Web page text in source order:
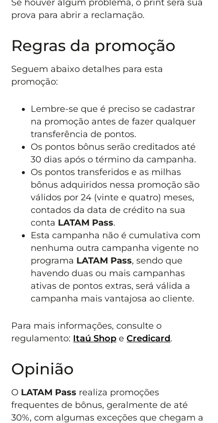
Se houver algum problema, o print será sua
prova para abrir a reclamação.
Regras da promoção
Seguem abaixo detalhes para esta
promoção:
Lembre-se que é preciso se cadastrar
na promoção antes de fazer qualquer
transferência de pontos.
Os pontos bônus serão creditados até
30 dias após o término da campanha.
Os pontos transferidos e as milhas
bônus adquiridos nessa promoção são
válidos por 24 (vinte e quatro) meses,
contados da data de crédito na sua
conta LATAM Pass.
Esta campanha não é cumulativa com
nenhuma outra campanha vigente no
programa LATAM Pass, sendo que
havendo duas ou mais campanhas
ativas de pontos extras, será válida a
campanha mais vantajosa ao cliente.
Para mais informações, consulte o
regulamento: Itaú Shop eCredicard.
Opinião
O LATAM Pass realiza promoções
frequentes de bônus, geralmente de até
30%, com algumas exceções que chegam a